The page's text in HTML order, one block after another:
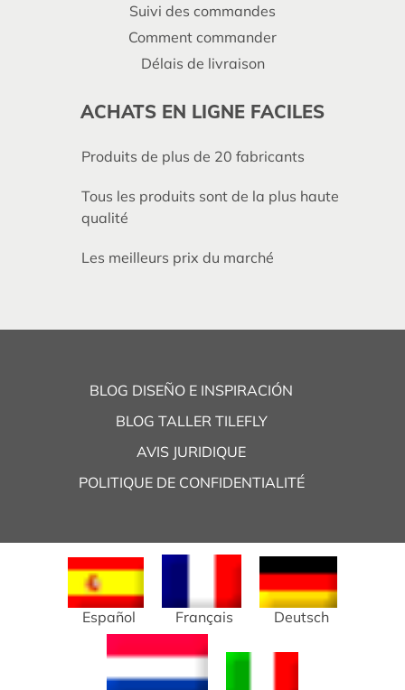
Suivi des commandes
Comment commander
Délais de livraison
ACHATS EN LIGNE FACILES
Produits de plus de 20 fabricants
Tous les produits sont de la plus haute
qualité
Les meilleurs prix du marché
BLOG DISEÑO E INSPIRACIÓN
BLOG TALLER TILEFLY
AVIS JURIDIQUE
POLITIQUE DE CONFIDENTIALITÉ
Español Français Deutsch